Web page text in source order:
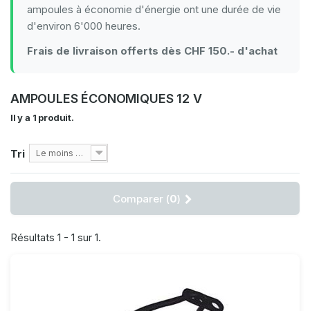
ampoules à économie d'énergie ont une durée de vie
d'environ 6'000 heures.
Frais de livraison offerts dès CHF 150.- d'achat
AMPOULES ÉCONOMIQUES 12 V
Il y a 1 produit.
Tri Le moins cher
Comparer (0)
Résultats 1 - 1 sur 1.